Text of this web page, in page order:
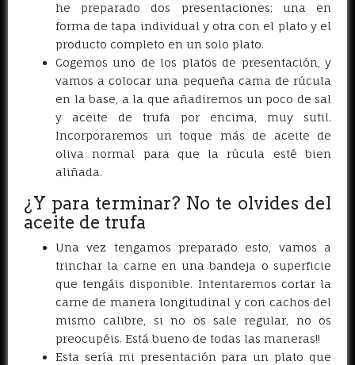
he preparado dos presentaciones; una en
forma de tapa individual y otra con el plato y el
producto completo en un solo plato.
Cogemos uno de los platos de presentación, y
vamos a colocar una pequeña cama de rúcula
en la base, a la que añadiremos un poco de sal
y aceite de trufa por encima, muy sutil.
Incorporaremos un toque más de aceite de
oliva normal para que la rúcula esté bien
aliñada.
¿Y para terminar? No te olvides del
aceite de trufa
Una vez tengamos preparado esto, vamos a
trinchar la carne en una bandeja o superficie
que tengáis disponible. Intentaremos cortar la
carne de manera longitudinal y con cachos del
mismo calibre, si no os sale regular, no os
preocupéis. Está bueno de todas las maneras!!
Esta sería mi presentación para un plato que